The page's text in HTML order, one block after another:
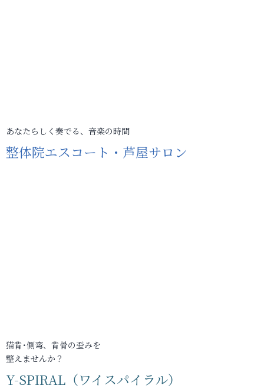
あなたらしく奏でる、音楽の時間
整体院エスコート・芦屋サロン
猫背･側弯、背骨の歪みを
整えませんか？
Y-SPIRAL（ワイスパイラル）